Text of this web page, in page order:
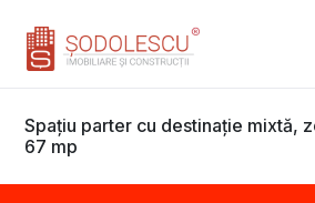
Spațiu parter cu destinație mixtă,
67 mp